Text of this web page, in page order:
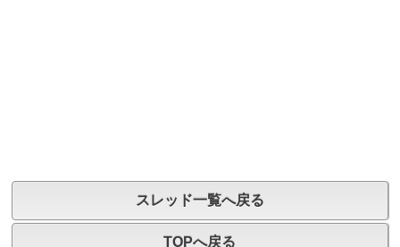
スレッド一覧へ戻る
TOPへ戻る